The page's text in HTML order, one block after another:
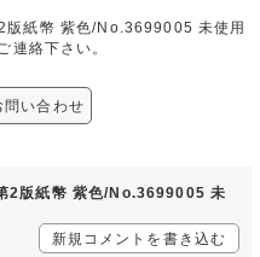
版紙幣 紫色/No.3699005 未使用
連絡下さい。
問い合わせ
2版紙幣 紫色/No.3699005 未
新規コメントを書き込む